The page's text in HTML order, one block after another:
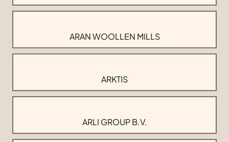
ARAN WOOLLEN MILLS
ARKTIS
ARLI GROUP B.V.